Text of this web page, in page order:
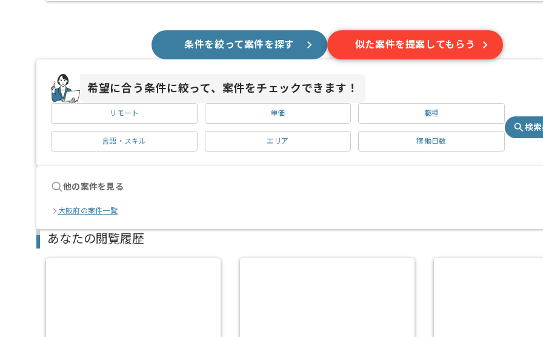
条件を絞って案件を探す 似た案件を提案してもらう
希望に合う条件に絞って、案件をチェックできます！
リモート 単価 職種
言語・スキル エリア 稼働日数
検
他の案件を見る
大阪府の案件一覧
あなたの閲覧履歴